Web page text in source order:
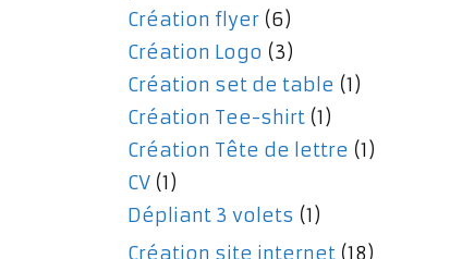
Création flyer (6)
Création Logo (3)
Création set de table (1)
Création Tee-shirt (1)
Création Tête de lettre (1)
CV (1)
Dépliant 3 volets (1)
Création site internet (18)